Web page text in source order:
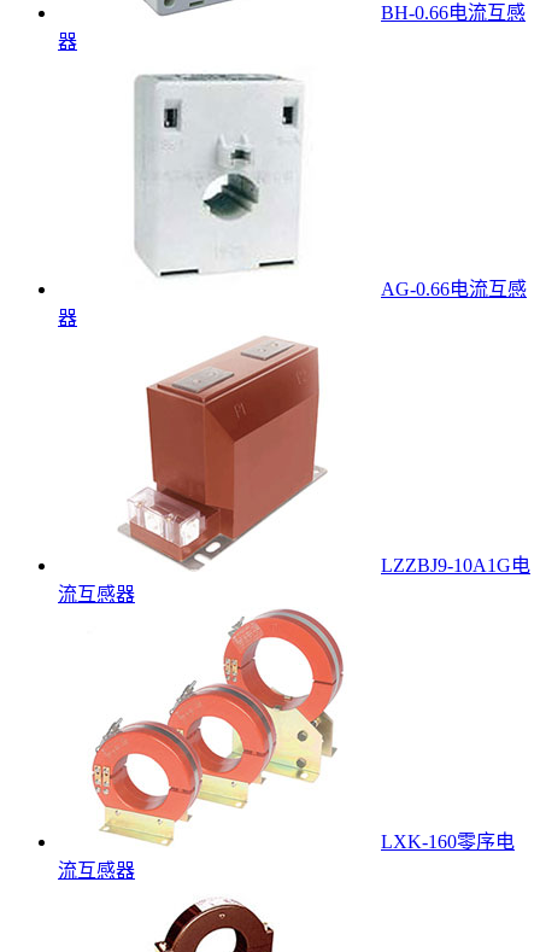
BH-0.66电流互感
器
AG-0.66电流互感
器
LZZBJ9-10A1G电
流互感器
LXK-160零序电
流互感器